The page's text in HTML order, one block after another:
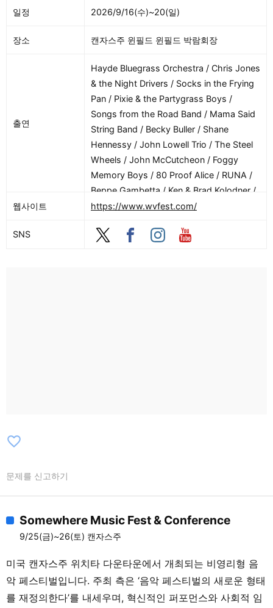
Bob Hope Circuit / Pocket / Proper
/ Reltek / Riddim Slinger B2B Bluff Baby /
One Art / Ruger / Ruger B2B Darkwood /
Ryan Richardson / Ryno B2B Team Daniel
/ Seda / Savage Habits B2B Botz &
Bandz / Scag Dubz / Scsi / Scum Wubz /
Shanila Sattar / Sharker / Skrrt Cobain /
Slabb / Slayday / Sleeper B2B Thresh /
Slvr Fox / Spenny / Star Complex / Star
Lena / Subplay / Subrosa… / Sugar Drip
Temple / Texas Jack’s House Party / The
Phantom Operator / The Rico Suave /
Tach / Vincit / Visions / Will Janklow /
일정 2026/9/16(수)~20(일)
장소 캔자스주 윈필드 윈필드 박람회장
출연
Hayde Bluegrass Orchestra / Chris Jones
& the Night Drivers / Socks in the Frying
Pan / Pixie & the Partygrass Boys /
Songs from the Road Band / Mama Said
String Band / Becky Buller / Shane
Hennessy / John Lowell Trio / The Steel
Wheels / John McCutcheon / Foggy
Memory Boys / 80 Proof Alice / RUNA /
Beppe Gambetta / Ken & Brad Kolodner /
The Starlight Darlins / Barry Ward / Andy
Sisters / Bay Allen / The Lost Keys / Barry
웹사이트 https://www.wvfest.com/
SNS
favorite_border
문제를 신고하기
Somewhere Music Fest & Conference
9/25(금)~26(토) 캔자스주
미국 캔자스주 위치타 다운타운에서 개최되는 비영리형 음
악 페스티벌입니다. 주최 측은 ‘음악 페스티벌의 새로운 형태
를 재정의한다’를 내세우며, 혁신적인 퍼포먼스와 사회적 임